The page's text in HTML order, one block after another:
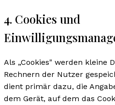
4. Cookies und
Als „Cookies" werden kleine
Rechnern der Nutzer
dient primär dazu, die
dem Gerät, auf dem das